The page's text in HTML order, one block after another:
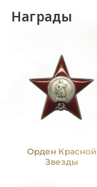
Награды
Орден Красной
Звезды